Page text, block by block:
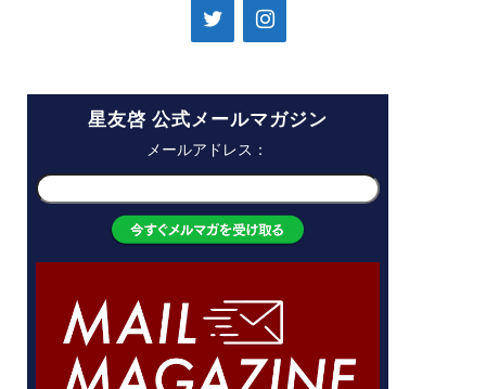
星友啓 公式メールマガジン
メールアドレス：